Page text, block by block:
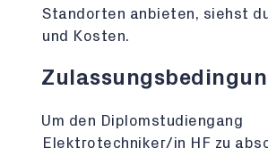
Standorten anbieten, siehst
und Kosten.
Um den Diplomstudiengang
Elektrotechniker/in HF zu